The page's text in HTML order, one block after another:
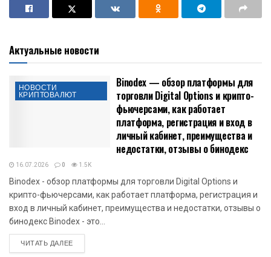
Актуальные новости
НОВОСТИ
КРИПТОВАЛЮТ
Binodex — обзор платформы для
торговли Digital Options и крипто-
фьючерсами, как работает
платформа, регистрация и вход в
личный кабинет, преимущества и
недостатки, отзывы о бинодекс
16.07.2026 0 1.5K
Binodex - обзор платформы для торговли Digital Options и
крипто-фьючерсами, как работает платформа, регистрация и
вход в личный кабинет, преимущества и недостатки, отзывы о
бинодекс Binodex - это...
ЧИТАТЬ ДАЛЕЕDETAILS